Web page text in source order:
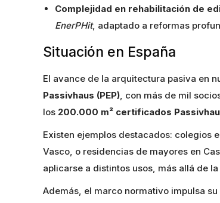
Complejidad en rehabilitación de
EnerPHit, adaptado a reformas
Situación en España
El avance de la arquitectura pasiva en
Passivhaus (PEP) , con más de mil
los 200.000 m² certificados
Existen ejemplos destacados: colegios
Vasco, o residencias de mayores en
aplicarse a distintos usos, más allá de
Además, el marco normativo impulsa